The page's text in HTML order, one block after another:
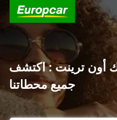
أون ترينت : اكتشف
جميع محطاتنا